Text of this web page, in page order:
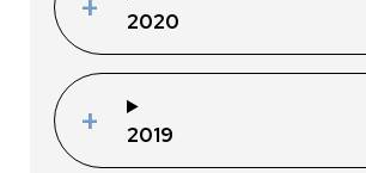
2020
2019